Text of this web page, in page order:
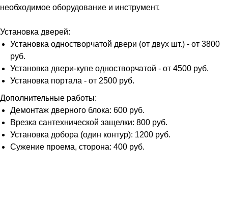
необходимое оборудование и инструмент.
Установка дверей:
Установка одностворчатой двери (от двух шт.) - от 3800
руб.
Установка двери-купе одностворчатой - от 4500 руб.
Установка портала - от 2500 руб.
Дополнительные работы:
Демонтаж дверного блока: 600 руб.
Врезка сантехнической защелки: 800 руб.
Установка добора (один контур): 1200 руб.
Сужение проема, сторона: 400 руб.